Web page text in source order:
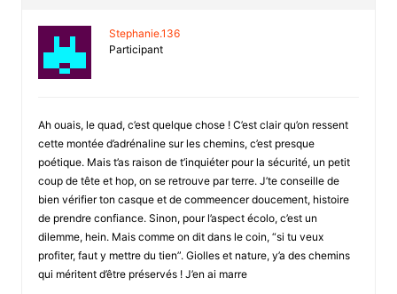
Stephanie.136
Participant
Ah ouais, le quad, c’est quelque chose ! C’est clair qu’on ressent
cette montée d’adrénaline sur les chemins, c’est presque
poétique. Mais t’as raison de t’inquiéter pour la sécurité, un petit
coup de tête et hop, on se retrouve par terre. J’te conseille de
bien vérifier ton casque et de commeencer doucement, histoire
de prendre confiance. Sinon, pour l’aspect écolo, c’est un
dilemme, hein. Mais comme on dit dans le coin, “si tu veux
profiter, faut y mettre du tien”. Giolles et nature, y’a des chemins
qui méritent d’être préservés ! J’en ai marre